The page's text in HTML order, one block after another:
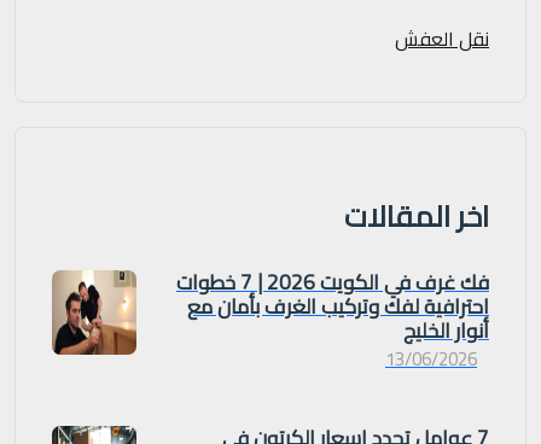
نقل العفش
اخر المقالات
فك غرف في الكويت 2026 | 7 خطوات
احترافية لفك وتركيب الغرف بأمان مع
أنوار الخليج
13/06/2026